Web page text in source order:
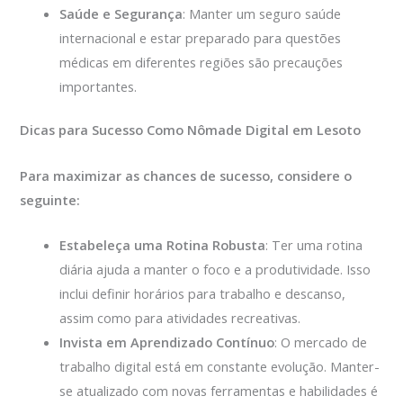
Saúde e Segurança: Manter um seguro saúde
internacional e estar preparado para questões
médicas em diferentes regiões são precauções
importantes.
Dicas para Sucesso Como Nômade Digital em Lesoto
Para maximizar as chances de sucesso, considere o
seguinte:
Estabeleça uma Rotina Robusta: Ter uma rotina
diária ajuda a manter o foco e a produtividade. Isso
inclui definir horários para trabalho e descanso,
assim como para atividades recreativas.
Invista em Aprendizado Contínuo: O mercado de
trabalho digital está em constante evolução. Manter-
se atualizado com novas ferramentas e habilidades é